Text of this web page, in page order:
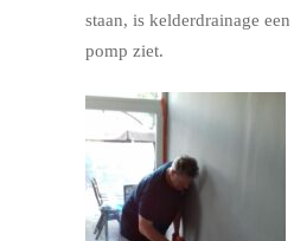
staan, is kelderdrainage
pomp ziet.